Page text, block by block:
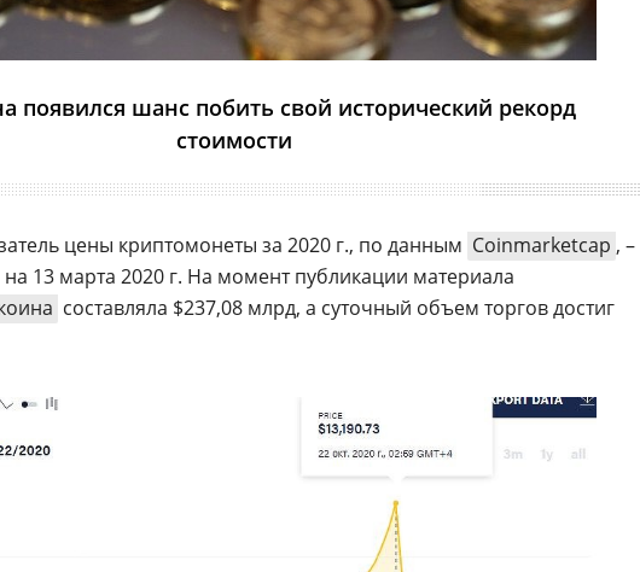
появился шанс побить свой исторический рекорд
стоимости
цены криптомонеты за 2020 г., по данным Сoinmarketcap , –
13 марта 2020 г. На момент публикации материала
составляла $237,08 млрд, а суточный объем торгов достиг